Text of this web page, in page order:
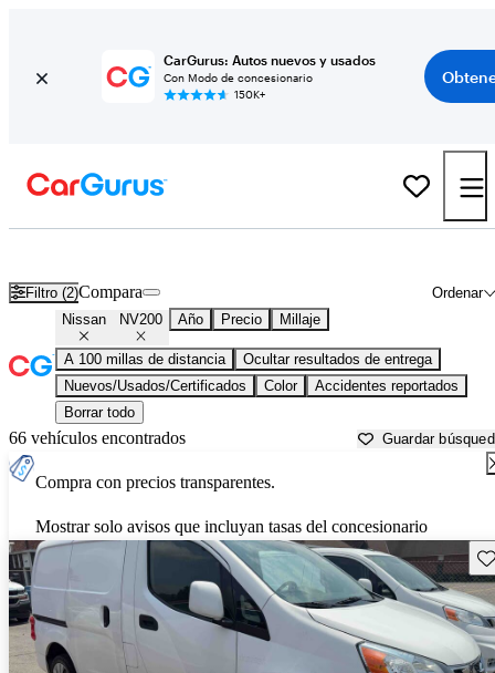
CarGurus: Autos nuevos y usados
Con Modo de concesionario
150K+
Filtro (2) Ordenar
Compara
Nissan NV200 Año Precio Millaje
A 100 millas de distancia
Ocultar resultados de entrega
Nuevos/Usados/Certificados
Color
Accidentes reportados
Borrar todo
66 vehículos encontrados Guardar
Compra con precios transparentes.
Mostrar solo avisos que incluyan tasas del concesionario